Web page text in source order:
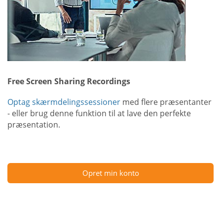
Free Screen Sharing Recordings
Optag skærmdelingssessioner med flere præsentanter
- eller brug denne funktion til at lave den perfekte
præsentation.
Opret min konto